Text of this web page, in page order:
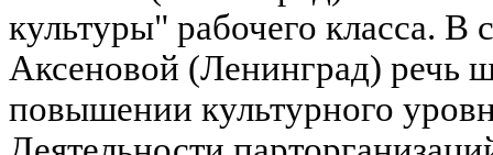
культуры" рабочего класса.
Аксеновой (Ленинград) речь
повышении культурного